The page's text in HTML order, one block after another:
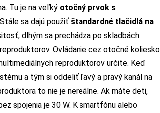
Tu je na veľký otočný prvok s
sa dajú použiť štandardné tlačidlá na
dlhým sa prechádza po skladbách.
Ovládanie cez otočné koliesko
reproduktorov určite. Keď
a tým si oddeliť ľavý a pravý kanál na
to nie je nereálne. Ak máte deti,
spojenia je 30 W. K smartfónu alebo